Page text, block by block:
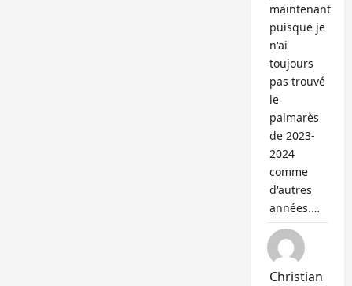
maintenant
puisque je
n'ai
toujours
pas trouvé
le
palmarès
de 2023-
2024
comme
d'autres
années.…
Christian